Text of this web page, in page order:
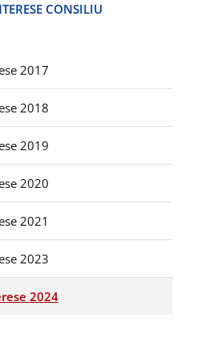
CONSILIU
2017
2018
2019
2020
2021
2023
2024